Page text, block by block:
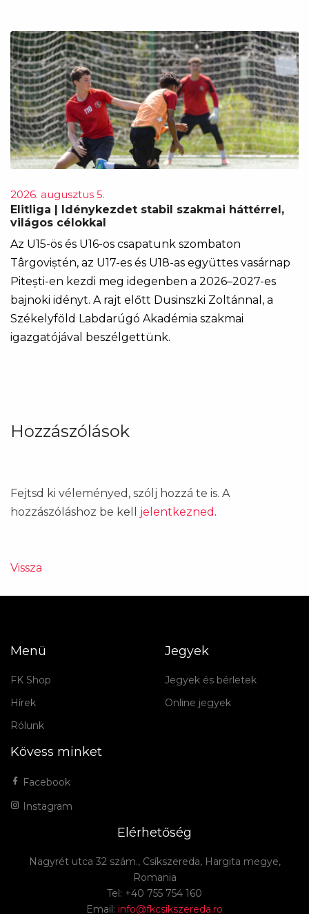
2026. augusztus 5.
Elitliga | Idénykezdet stabil szakmai háttérrel,
világos célokkal
Az U15-ös és U16-os csapatunk szombaton
Târgoviștén, az U17-es és U18-as együttes vasárnap
Pitești-en kezdi meg idegenben a 2026–2027-es
bajnoki idényt. A rajt előtt Dusinszki Zoltánnal, a
Székelyföld Labdarúgó Akadémia szakmai
igazgatójával beszélgettünk.
Hozzászólások
Fejtsd ki véleményed, szólj hozzá te is. A
hozzászóláshoz be kell jelentkezned .
Vissza
Menü
FK Shop
Hírek
Rólunk
Jegyek
Jegyek és bérletek
Online jegyek
Kövess minket
Facebook
Instagram
Elérhetőség
Nagyrét utca 32 szám., Csíkszereda, Hargita megye,
Romania
Tel: +40 755 754 160
Email: info@fkcsikszereda.ro